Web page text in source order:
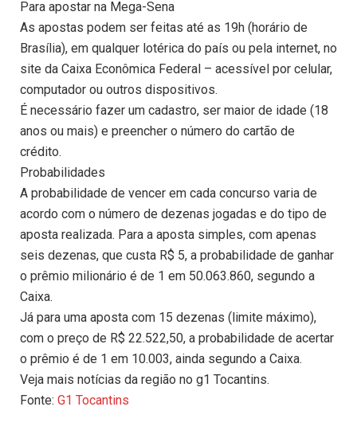
Para apostar na Mega-Sena
As apostas podem ser feitas até as 19h (horário de
Brasília), em qualquer lotérica do país ou pela internet, no
site da Caixa Econômica Federal – acessível por celular,
computador ou outros dispositivos.
É necessário fazer um cadastro, ser maior de idade (18
anos ou mais) e preencher o número do cartão de
crédito.
Probabilidades
A probabilidade de vencer em cada concurso varia de
acordo com o número de dezenas jogadas e do tipo de
aposta realizada. Para a aposta simples, com apenas
seis dezenas, que custa R$ 5, a probabilidade de ganhar
o prêmio milionário é de 1 em 50.063.860, segundo a
Caixa.
Já para uma aposta com 15 dezenas (limite máximo),
com o preço de R$ 22.522,50, a probabilidade de acertar
o prêmio é de 1 em 10.003, ainda segundo a Caixa.
Veja mais notícias da região no g1 Tocantins.
Fonte: G1 Tocantins